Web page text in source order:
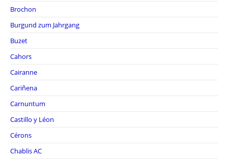
Brochon
Burgund zum Jahrgang
Buzet
Cahors
Cairanne
Cariñena
Carnuntum
Castillo y Léon
Cérons
Chablis AC